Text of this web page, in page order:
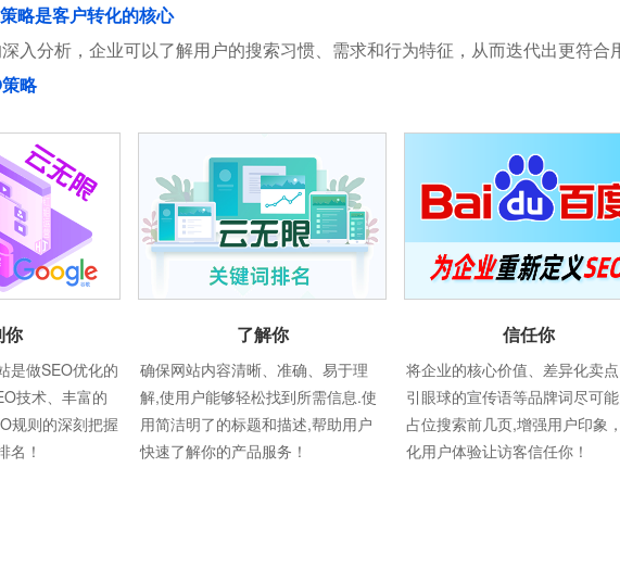
略是客户转化的核心
入分析，企业可以了解用户的搜索习惯、需求和行为特征，从而迭代出更符合
略
你
是做SEO优化的
技术、丰富的
规则的深刻把握
名！
了解你
确保网站内容清晰、准确、易于理
解,使用户能够轻松找到所需信息.使
用简洁明了的标题和描述,帮助用户
快速了解你的产品服务！
信任你
将企业的核心价值、差异化卖
引眼球的宣传语等品牌词尽可
占位搜索前几页,增强用户印象
化用户体验让访客信任你！